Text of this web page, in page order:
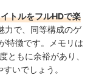
トルをフルHDで楽
力で、同等構成のゲ
特徴です。メモリは
ともに余裕があり、
いでしょう。